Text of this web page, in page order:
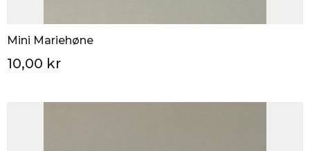
Mini Mariehøne
10,00 kr